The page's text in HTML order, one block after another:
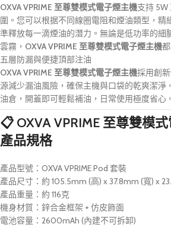
OXVA VPRIME 至尊雙模式電子煙主機支持
圍。您可以根据不同線圈電阻和煙油類型，精
準釋放每一滴煙油的潛力。無論是低功率的細
雲霧， OXVA VPRIME 至尊雙模式電子煙主機
五層防漏與便捷頂部注油
OXVA VPRIME 至尊雙模式電子煙主機採用創
源減少漏油風險，確保主機與口袋的乾爽潔淨
油倉，開蓋即可輕鬆補油，日常使用極度省心。
📋 OXVA VPRIME 至尊雙模
產品規格
產品型號：OXVA VPRIME Pod 套裝
產品尺寸：約 105.5mm (高) x 37.8mm (寬) x
產品重量：約 116克
機身材質：鋅合金框架 + 仿皮飾面
電池容量：2600mAh (內建不可拆卸)